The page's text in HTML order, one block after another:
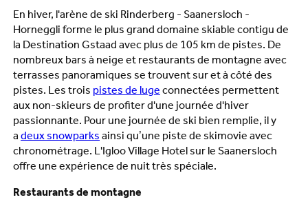
En hiver, l'arène de ski Rinderberg - Saanersloch -
Horneggli forme le plus grand domaine skiable contigu de
la Destination Gstaad avec plus de 105 km de pistes. De
nombreux bars à neige et restaurants de montagne avec
terrasses panoramiques se trouvent sur et à côté des
pistes. Les trois pistes de luge connectées permettent
aux non-skieurs de profiter d'une journée d'hiver
passionnante. Pour une journée de ski bien remplie, il y
a deux snowparks ainsi qu’une piste de skimovie avec
chronométrage. L'Igloo Village Hotel sur le Saanersloch
offre une expérience de nuit très spéciale.
Restaurants de montagne